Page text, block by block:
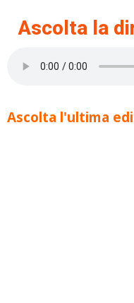
Ascolta la
Ascolta l'ultima